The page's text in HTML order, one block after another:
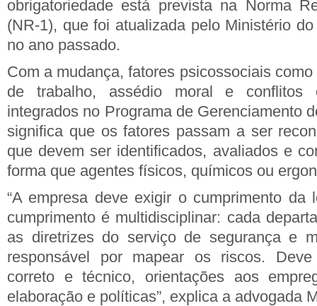
obrigatoriedade está prevista na Norma
(NR-1), que foi atualizada pelo Ministério
no ano passado.
Com a mudança, fatores psicossociais
de trabalho, assédio moral e conflitos
integrados no Programa de Gerenciamento
significa que os fatores passam a ser
que devem ser identificados, avaliados e
forma que agentes físicos, químicos ou
“A empresa deve exigir o cumprimento da
cumprimento é multidisciplinar: cada
as diretrizes do serviço de segurança e
responsável por mapear os riscos. Deve
correto e técnico, orientações aos
elaboração e políticas”, explica a advogada